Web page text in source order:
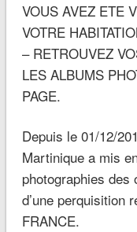
VOUS AVEZ ETE
VOTRE
– RETROUVEZ
LES ALBUMS
PAGE.
Depuis le 01/12/
Martinique a mis
photographies
d’une perquisition
FRANCE.